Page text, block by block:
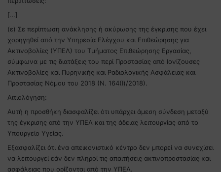
[…]
(ε) Σε περίπτωση ανάκλησης ή ακύρωσης της έγκρισης που έχει
χορηγηθεί από την Υπηρεσία Ελέγχου και Επιθεώρησης για
Ακτινοβολίες (ΥΠΕΛ) του Τμήματος Επιθεώρησης Εργασίας,
σύμφωνα με τις διατάξεις του περί Προστασίας από Ιονίζουσες
Ακτινοβολίες και Πυρηνικής και Ραδιολογικής Ασφάλειας και
Προστασίας Νόμου του 2018 (Ν. 164(I)/2018).
Αιτιολόγηση:
Αυτή η προσθήκη διασφαλίζει ότι υπάρχει άμεση σύνδεση μεταξύ
της έγκρισης από την ΥΠΕΛ και της άδειας λειτουργίας από το
Υπουργείο Υγείας.
Εξασφαλίζει ότι ένα απεικονιστικό κέντρο δεν μπορεί να συνεχίσει
να λειτουργεί εάν δεν πληροί τις απαιτήσεις ακτινοπροστασίας και
ασφάλειας που ορίζονται από την ΥΠΕΛ.